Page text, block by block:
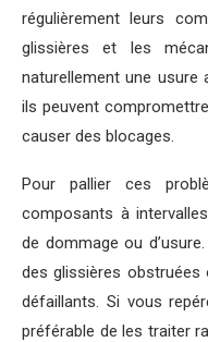
régulièrement leurs
glissières et les
naturellement une usure
ils peuvent
causer des blocages.
Pour pallier ces
composants à
de dommage ou
des glissières obstruées
défaillants. Si vous
préférable de les traiter